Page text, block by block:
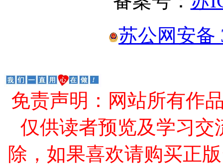
苏公网安备
免责声明：网站所有作
仅供读者预览及学习交
除，如果喜欢请购买正